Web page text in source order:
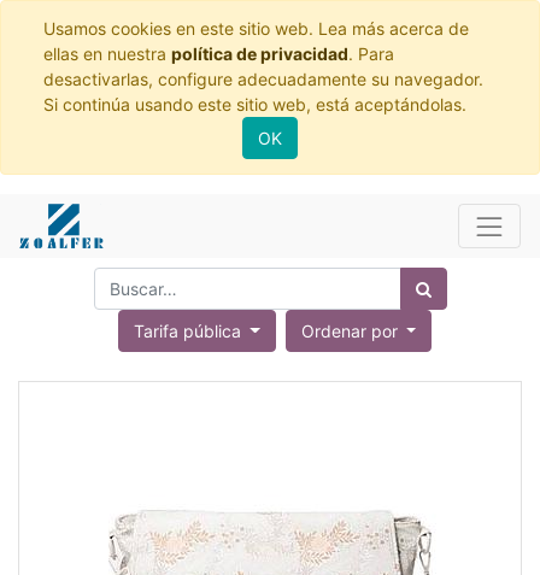
Usamos cookies en este sitio web. Lea más acerca de
ellas en nuestra política de privacidad. Para
desactivarlas, configure adecuadamente su navegador.
Si continúa usando este sitio web, está aceptándolas.
OK
Tarifa pública Ordenar por